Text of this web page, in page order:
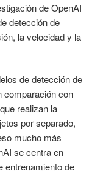
de OpenAI
detección de
la velocidad y la
de detección de
comparación con
realizan la
por separado,
mucho más
se centra en
entrenamiento de